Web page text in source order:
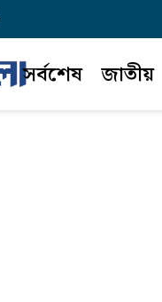
সর্বশেষ জাতীয়